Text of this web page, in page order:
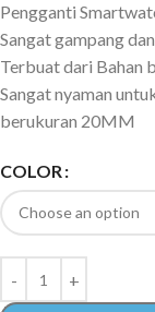
Pengganti
Sangat gampang
Terbuat dari Bahan
Sangat nyaman
berukuran 20MM
COLOR